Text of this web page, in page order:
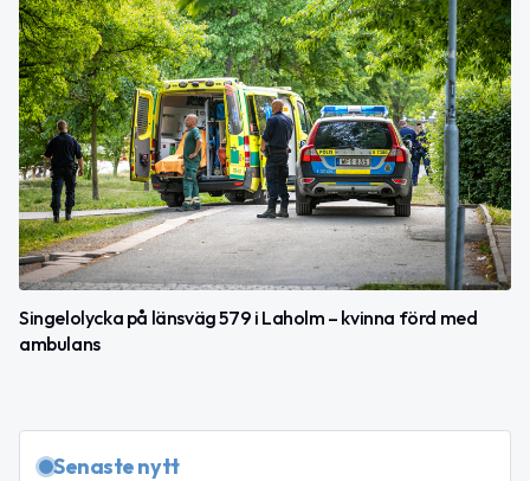
Singelolycka på länsväg 579 i Laholm – kvinna förd med
ambulans
Senaste nytt